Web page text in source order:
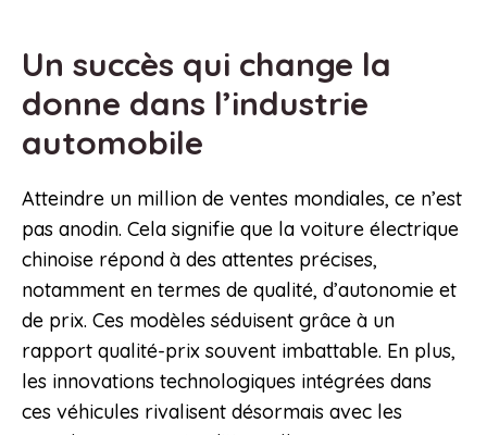
Un succès qui change la
donne dans l’industrie
automobile
Atteindre un million de ventes mondiales, ce n’est
pas anodin. Cela signifie que la voiture électrique
chinoise répond à des attentes précises,
notamment en termes de qualité, d’autonomie et
de prix. Ces modèles séduisent grâce à un
rapport qualité-prix souvent imbattable. En plus,
les innovations technologiques intégrées dans
ces véhicules rivalisent désormais avec les